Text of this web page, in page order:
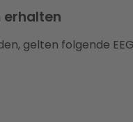
erhalten
gelten folgende